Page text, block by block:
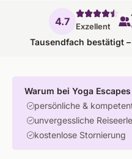
4.7 Exzellent
Tausendfach bestätigt
Warum bei Yoga
persönliche &
unvergessliche
kostenlose Stornierung